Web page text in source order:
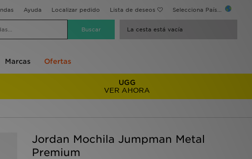
Ayuda Localizar pedido Lista de deseos Selecciona País...
La cesta está vacía
Marcas Ofertas
UGG
VER AHORA
Jordan Mochila Jumpman Metal
Premium